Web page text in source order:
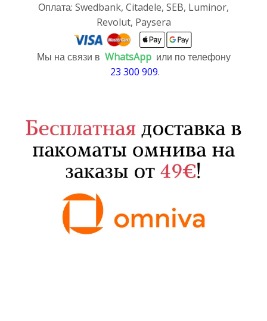
Оплата: Swedbank, Citadele, SEB, Luminor,
Revolut, Paysera
Мы на связи в WhatsAppили по телефону
23 300 909.